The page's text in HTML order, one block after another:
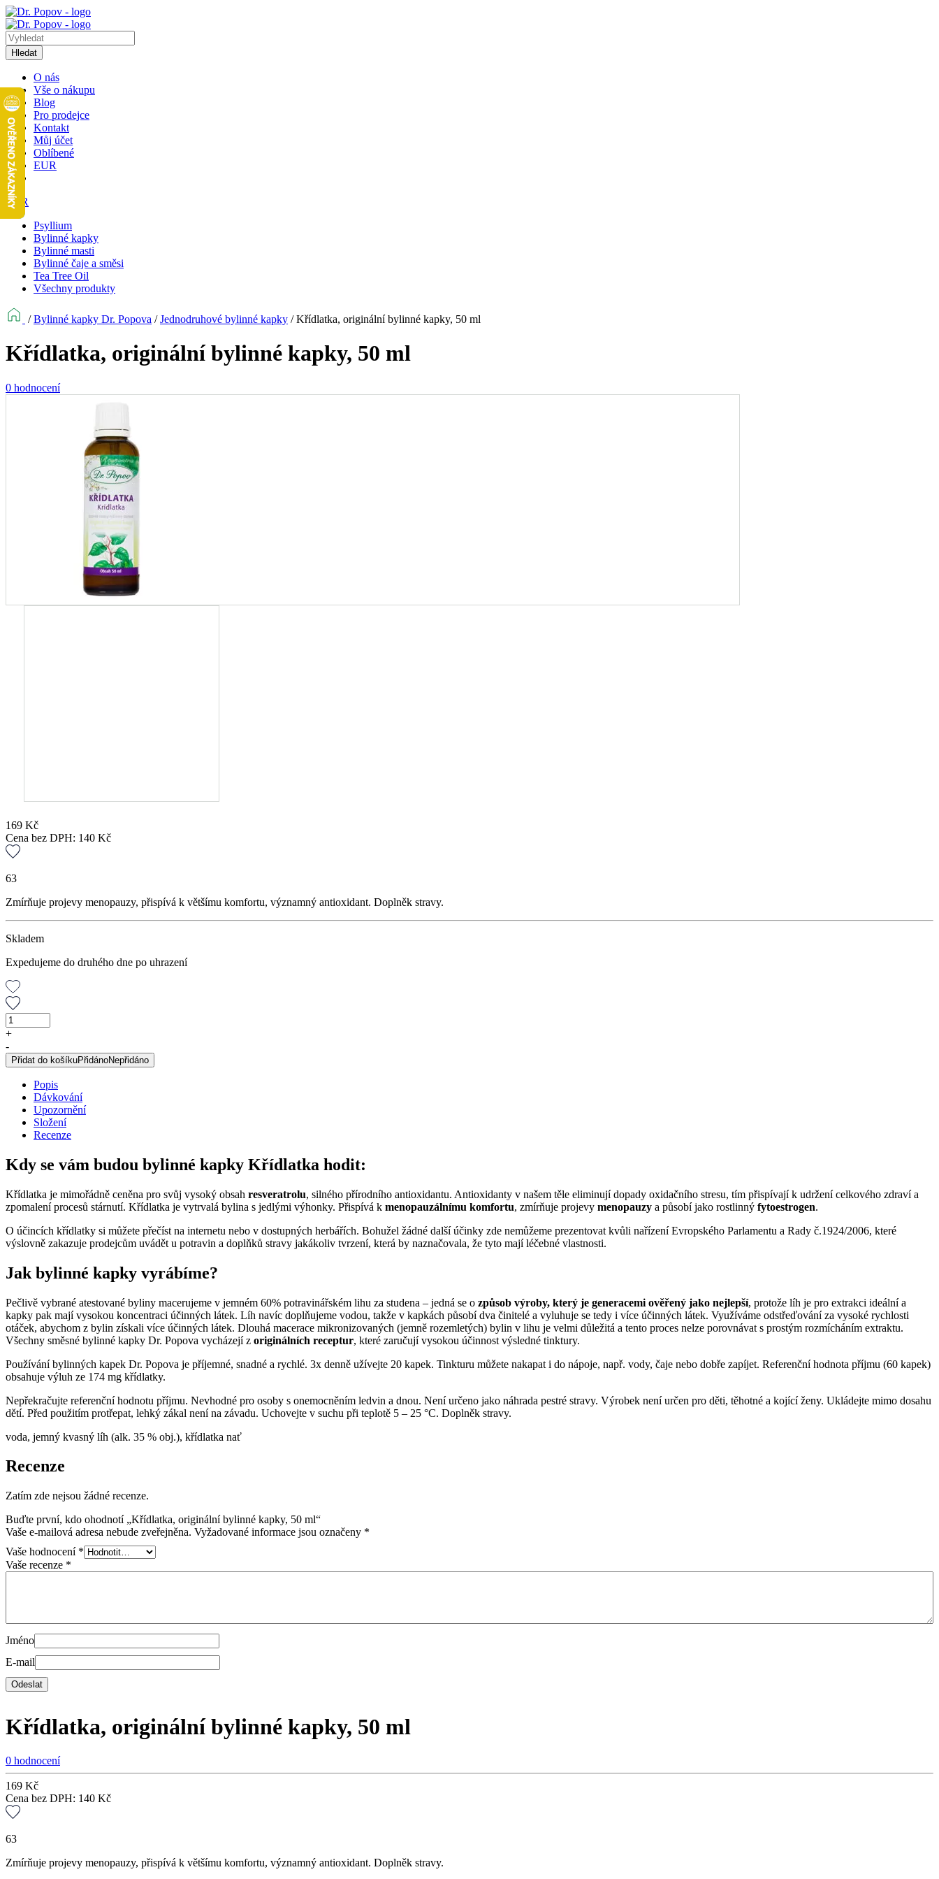
Hledat
O nás
Vše o nákupu
Blog
Pro prodejce
Kontakt
Můj účet
Oblíbené
EUR
EUR
Psyllium
Bylinné kapky
Bylinné masti
Bylinné čaje a směsi
Tea Tree Oil
Všechny produkty
/Bylinné kapky Dr. Popova /Jednodruhové bylinné kapky /Křídlatka, originální bylinné kapky, 50 ml
Křídlatka, originální bylinné kapky, 50 ml
0 hodnocení
169 Kč
Cena bez DPH: 140 Kč
63
Zmírňuje projevy menopauzy, přispívá k většímu komfortu, významný antioxidant. Doplněk stravy.
Skladem
Expedujeme do druhého dne po uhrazení
Křídlatka,
originální
kapky,
50
množství
+
-
Přidat do košíkuPřidánoNepřidáno
Popis
Dávkování
Upozornění
Složení
Recenze
Kdy se vám budou bylinné kapky Křídlatka hodit:
Křídlatka je mimořádně ceněna pro svůj vysoký obsah resveratrolu, silného přírodního antioxidantu. Antioxidanty v našem těle eliminují dopady oxidačního stresu, tím přispívají k udržení celkového zdraví a
zpomalení procesů stárnutí. Křídlatka je vytrvalá bylina s jedlými výhonky. Přispívá k menopauzálnímu komfortu, zmírňuje projevy menopauzy a působí jako rostlinný fytoestrogen.
O účincích křídlatky si můžete přečíst na internetu nebo v dostupných herbářích. Bohužel žádné další účinky zde nemůžeme prezentovat kvůli nařízení Evropského Parlamentu a Rady č.1924/2006, které
výslovně zakazuje prodejcům uvádět u potravin a doplňků stravy jakákoliv tvrzení, která by naznačovala, že tyto mají léčebné vlastnosti.
Jak bylinné kapky vyrábíme?
Pečlivě vybrané atestované byliny macerujeme v jemném 60% potravinářském lihu za studena – jedná se o způsob výroby, který je generacemi ověřený jako nejlepší, protože líh je pro extrakci ideální a
kapky pak mají vysokou koncentraci účinných látek. Líh navíc doplňujeme vodou, takže v kapkách působí dva činitelé a vyluhuje se tedy i více účinných látek. Využíváme odstřeďování za vysoké rychlosti
otáček, abychom z bylin získali více účinných látek. Dlouhá macerace mikronizovaných (jemně rozemletých) bylin v lihu je velmi důležitá a tento proces nelze porovnávat s prostým rozmícháním extraktu.
Všechny směsné bylinné kapky Dr. Popova vycházejí z originálních receptur, které zaručují vysokou účinnost výsledné tinktury.
Používání bylinných kapek Dr. Popova je příjemné, snadné a rychlé. 3x denně užívejte 20 kapek. Tinkturu můžete nakapat i do nápoje, např. vody, čaje nebo dobře zapíjet. Referenční hodnota příjmu (60 kapek)
obsahuje výluh ze 174 mg křídlatky.
Nepřekračujte referenční hodnotu příjmu. Nevhodné pro osoby s onemocněním ledvin a dnou. Není určeno jako náhrada pestré stravy. Výrobek není určen pro děti, těhotné a kojící ženy. Ukládejte mimo dosahu
dětí. Před použitím protřepat, lehký zákal není na závadu. Uchovejte v suchu při teplotě 5 – 25 °C. Doplněk stravy.
voda, jemný kvasný líh (alk. 35 % obj.), křídlatka nať
Recenze
Zatím zde nejsou žádné recenze.
Buďte první, kdo ohodnotí „Křídlatka, originální bylinné kapky, 50 ml“
Vaše e-mailová adresa nebude zveřejněna. Vyžadované informace jsou označeny *
Vaše hodnocení *
Vaše recenze *
Jméno
E-mail
Křídlatka, originální bylinné kapky, 50 ml
0 hodnocení
169 Kč
Cena bez DPH: 140 Kč
63
Zmírňuje projevy menopauzy, přispívá k většímu komfortu, významný antioxidant. Doplněk stravy.